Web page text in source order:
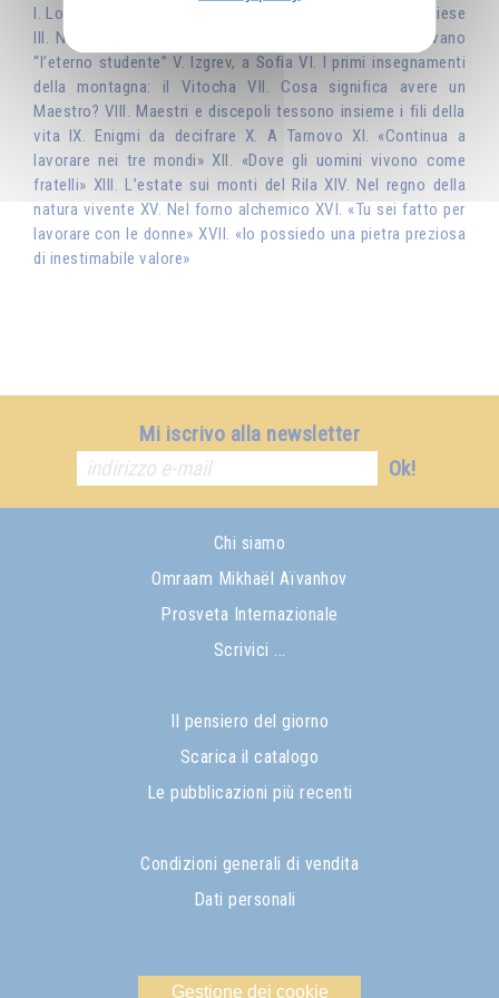
I. Lo stupore di un incontro II. Un profeta di fronte alle Chiese
III. Nella luminosità del mondo spirituale IV. Mi chiamavano
“l’eterno studente” V. Izgrev, a Sofia VI. I primi insegnamenti
della montagna: il Vitocha VII. Cosa significa avere un
Maestro? VIII. Maestri e discepoli tessono insieme i fili della
vita IX. Enigmi da decifrare X. A Tarnovo XI. «Continua a
lavorare nei tre mondi» XII. «Dove gli uomini vivono come
fratelli» XIII. L’estate sui monti del Rila XIV. Nel regno della
natura vivente XV. Nel forno alchemico XVI. «Tu sei fatto per
lavorare con le donne» XVII. «Io possiedo una pietra preziosa
di inestimabile valore»
Mi iscrivo alla newsletter
Ok!
Chi siamo
Omraam Mikhaël Aïvanhov
Prosveta Internazionale
Scrivici ...
Il pensiero del giorno
Scarica il catalogo
Le pubblicazioni più recenti
Condizioni generali di vendita
Dati personali
Gestione dei cookie